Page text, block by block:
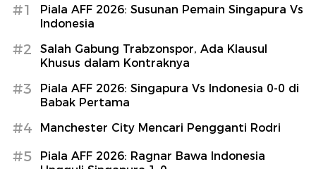
#1
Piala AFF 2026: Susunan Pemain Singapura Vs
Indonesia
#2
Salah Gabung Trabzonspor, Ada Klausul
Khusus dalam Kontraknya
#3
Piala AFF 2026: Singapura Vs Indonesia 0-0 di
Babak Pertama
#4 Manchester City Mencari Pengganti Rodri
#5
Piala AFF 2026: Ragnar Bawa Indonesia